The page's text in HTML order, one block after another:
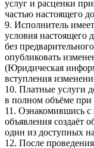
услуг и расценки
частью настоящего
9. Исполнитель
условия настоящего
без
опубликовать
(Юридическая
вступления
10. Платные услуги
в полном объёме при
11. Ознакомившись
объявления создаёт
один из доступных
12. После